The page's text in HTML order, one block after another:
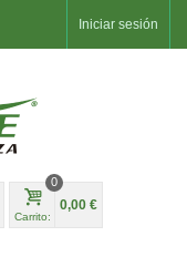
Iniciar sesión
Carrito:
0
0,00 €